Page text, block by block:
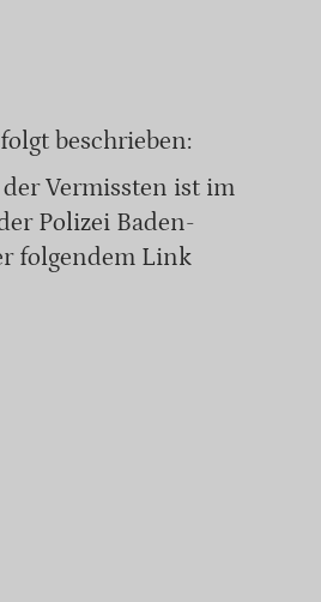
beschrieben:
Vermissten ist im
Polizei Baden-
folgendem Link